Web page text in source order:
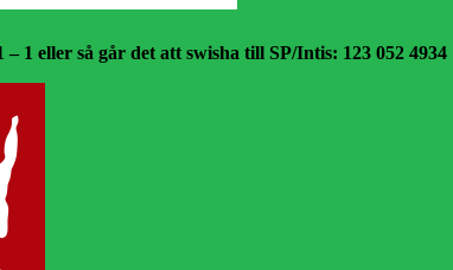
1 eller så går det att swisha till SP/Intis: 123 052 4934